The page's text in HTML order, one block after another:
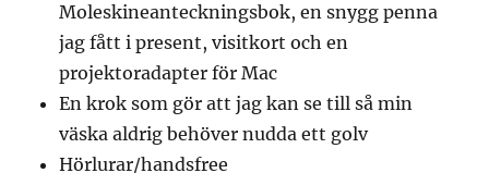
Moleskineanteckningsbok, en snygg penna
jag fått i present, visitkort och en
projektoradapter för Mac
En krok som gör att jag kan se till så min
väska aldrig behöver nudda ett golv
Hörlurar/handsfree